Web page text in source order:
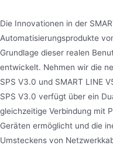
Die Innovationen in der
Automatisierungsprodukte
Grundlage dieser realen
entwickelt. Nehmen wir die
SPS V3.0 und SMART LINE
SPS V3.0 verfügt über ein
gleichzeitige Verbindung mit
Geräten ermöglicht und die
Umsteckens von